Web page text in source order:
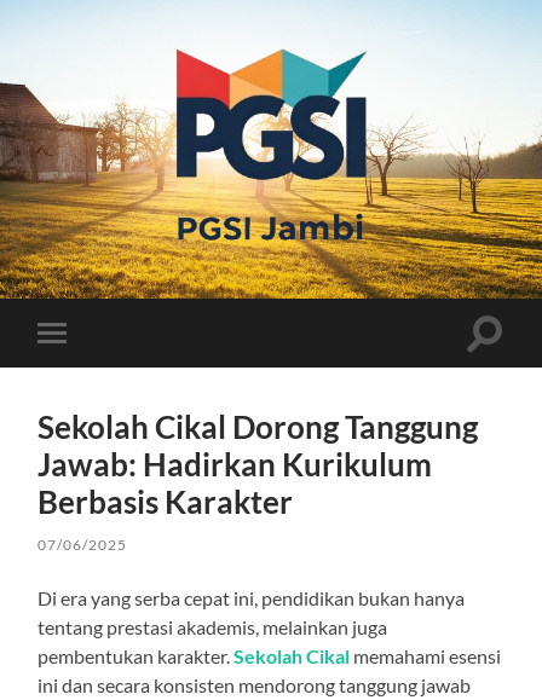
PGSI
JAMBI
Toggle
mobile
Toggle
Sekolah Cikal Dorong Tanggung
Jawab: Hadirkan Kurikulum
Berbasis Karakter
07/06/2025
Di era yang serba cepat ini, pendidikan bukan hanya
tentang prestasi akademis, melainkan juga
pembentukan karakter.Sekolah Cikal memahami esensi
ini dan secara konsisten mendorong tanggung jawab